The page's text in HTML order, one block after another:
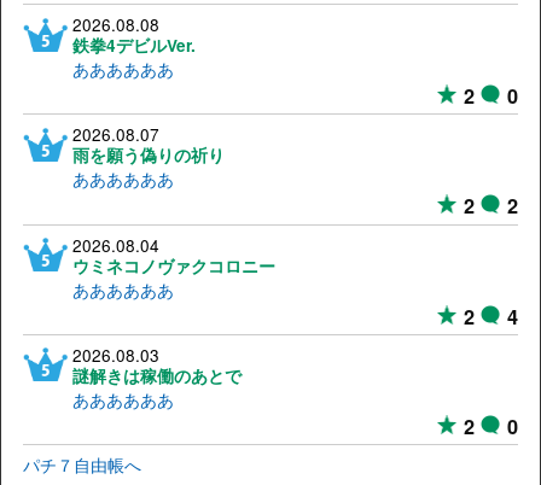
2026.08.08
鉄拳4デビルVer.
ああああああ
2 0
2026.08.07
雨を願う偽りの祈り
ああああああ
2 2
2026.08.04
ウミネコノヴァクコロニー
ああああああ
2 4
2026.08.03
謎解きは稼働のあとで
ああああああ
2 0
パチ７自由帳へ